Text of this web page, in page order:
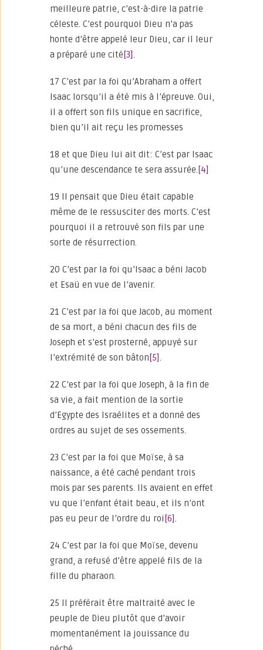
meilleure patrie, c’est-à-dire la patrie
céleste. C’est pourquoi Dieu n’a pas
honte d’être appelé leur Dieu, car il leur
a préparé une cité [3].
17 C’est par la foi qu’Abraham a offert
Isaac lorsqu’il a été mis à l’épreuve. Oui,
il a offert son fils unique en sacrifice,
bien qu’il ait reçu les promesses
18 et que Dieu lui ait dit: C’est par Isaac
qu’une descendance te sera assurée. [4]
19 Il pensait que Dieu était capable
même de le ressusciter des morts. C’est
pourquoi il a retrouvé son fils par une
sorte de résurrection.
20 C’est par la foi qu’Isaac a béni Jacob
et Esaü en vue de l’avenir.
21 C’est par la foi que Jacob, au moment
de sa mort, a béni chacun des fils de
Joseph et s’est prosterné, appuyé sur
l’extrémité de son bâton [5].
22 C’est par la foi que Joseph, à la fin de
sa vie, a fait mention de la sortie
d’Egypte des Israélites et a donné des
ordres au sujet de ses ossements.
23 C’est par la foi que Moïse, à sa
naissance, a été caché pendant trois
mois par ses parents. Ils avaient en effet
vu que l’enfant était beau, et ils n’ont
pas eu peur de l’ordre du roi [6].
24 C’est par la foi que Moïse, devenu
grand, a refusé d’être appelé fils de la
fille du pharaon.
25 Il préférait être maltraité avec le
peuple de Dieu plutôt que d’avoir
momentanément la jouissance du